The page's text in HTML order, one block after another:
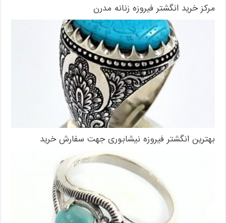
مرکز خرید انگشتر فیروزه زنانه مدرن
بهترین انگشتر فیروزه نیشابوری جهت سفارش خرید